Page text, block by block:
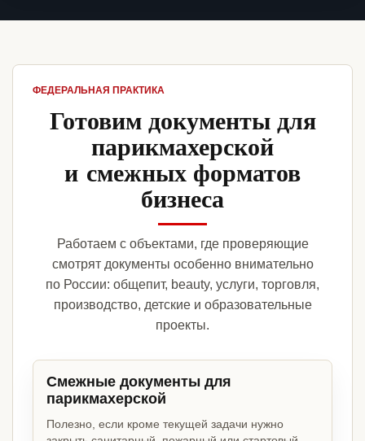
ФЕДЕРАЛЬНАЯ ПРАКТИКА
Готовим документы для
парикмахерской
и смежных форматов
бизнеса
Работаем с объектами, где проверяющие
смотрят документы особенно внимательно
по России: общепит, beauty, услуги, торговля,
производство, детские и образовательные
проекты.
Смежные документы для
парикмахерской
Полезно, если кроме текущей задачи нужно